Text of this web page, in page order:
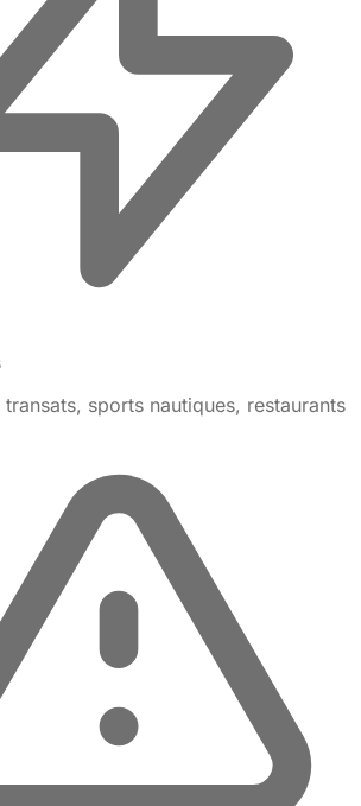
transats, sports nautiques, restaurants